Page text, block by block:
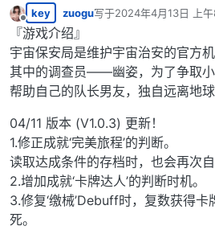
离线
key zuogu写于2024年4月13日 上
最后由 编辑
『游戏介绍』
宇宙保安局是维护宇宙治安的官方机
其中的调查员——幽姿，为了争取小
帮助自己的队长男友，独自远离地
04/11 版本 (V1.0.3) 更新！
1.修正成就‘完美旅程’的判断。
读取达成条件的存档时，也会再次自
2.增加成就‘卡牌达人’的判断时机。
3.修复‘缴械’Debuff时，复数获得
死。